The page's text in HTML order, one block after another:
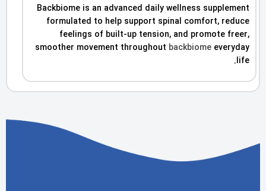
Backbiome is an advanced daily wellness supplement
formulated to help support spinal comfort, reduce
feelings of built-up tension, and promote freer,
smoother movement throughout backbiome everyday
life.